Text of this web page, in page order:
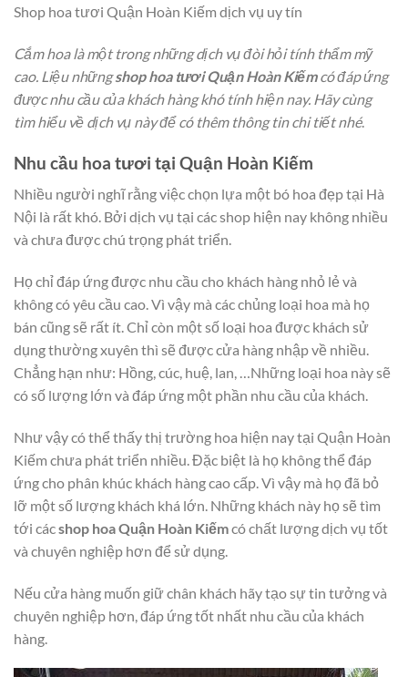
Shop hoa tươi Quận Hoàn Kiếm dịch vụ uy tín
Cắm hoa là một trong những dịch vụ đòi hỏi tính thẩm mỹ
cao. Liệu nhữngshop hoa tươi Quận Hoàn Kiếmcó đáp ứng
được nhu cầu của khách hàng khó tính hiện nay. Hãy cùng
tìm hiểu về dịch vụ này để có thêm thông tin chi tiết nhé.
Nhu cầu hoa tươi tại Quận Hoàn Kiếm
Nhiều người nghĩ rằng việc chọn lựa một bó hoa đẹp tại Hà
Nội là rất khó. Bởi dịch vụ tại các shop hiện nay không nhiều
và chưa được chú trọng phát triển.
Họ chỉ đáp ứng được nhu cầu cho khách hàng nhỏ lẻ và
không có yêu cầu cao. Vì vậy mà các chủng loại hoa mà họ
bán cũng sẽ rất ít. Chỉ còn một số loại hoa được khách sử
dụng thường xuyên thì sẽ được cửa hàng nhập về nhiều.
Chẳng hạn như: Hồng, cúc, huệ, lan, …Những loại hoa này sẽ
có số lượng lớn và đáp ứng một phần nhu cầu của khách.
Như vậy có thể thấy thị trường hoa hiện nay tại Quận Hoàn
Kiếm chưa phát triển nhiều. Đặc biệt là họ không thể đáp
ứng cho phân khúc khách hàng cao cấp. Vì vậy mà họ đã bỏ
lỡ một số lượng khách khá lớn. Những khách này họ sẽ tìm
tới cácshop hoa Quận Hoàn Kiếmcó chất lượng dịch vụ tốt
và chuyên nghiệp hơn để sử dụng.
Nếu cửa hàng muốn giữ chân khách hãy tạo sự tin tưởng và
chuyên nghiệp hơn, đáp ứng tốt nhất nhu cầu của khách
hàng.